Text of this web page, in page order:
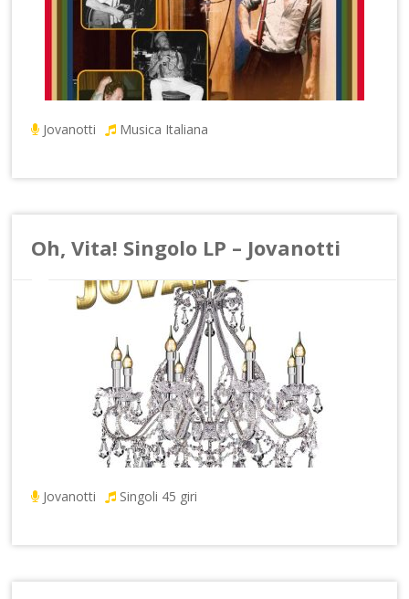
Jovanotti Musica Italiana
Oh, Vita! Singolo LP – Jovanotti
Jovanotti Singoli 45 giri